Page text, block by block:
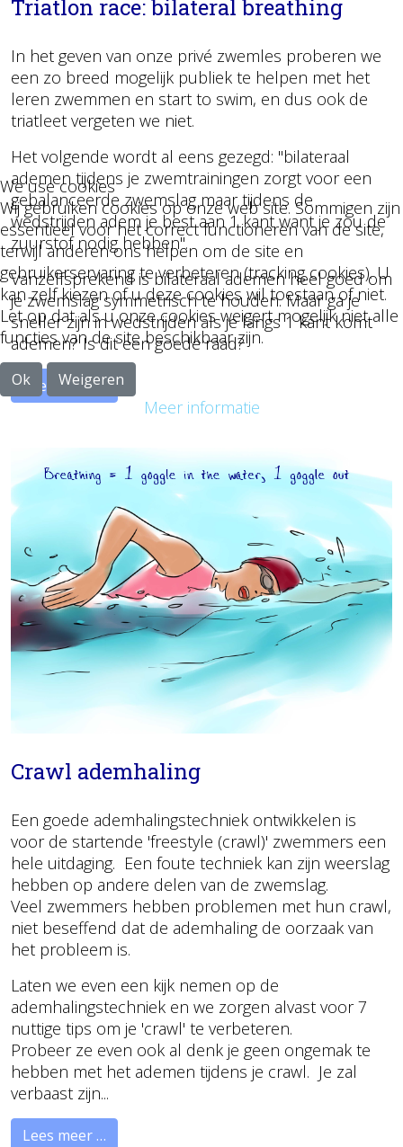
Triatlon race: bilateral breathing
In het geven van onze privé zwemles proberen we
een zo breed mogelijk publiek te helpen met het
leren zwemmen en start to swim, en dus ook de
triatleet vergeten we niet.
Het volgende wordt al eens gezegd: "bilateraal
ademen tijdens je zwemtrainingen zorgt voor een
gebalanceerde zwemslag maar tijdens de
wedstrijden adem je best aan 1 kant want je zou de
zuurstof nodig hebben".
Vanzelfsprekend is bilateraal ademen heel goed om
je zwemslag symmetrisch te houden. Maar ga je
sneller zijn in wedstrijden als je langs 1 kant komt
ademen? Is dit een goede raad?
Lees meer …
Crawl ademhaling
Een goede ademhalingstechniek ontwikkelen is
voor de startende 'freestyle (crawl)' zwemmers een
hele uitdaging. Een foute techniek kan zijn weerslag
hebben op andere delen van de zwemslag.
Veel zwemmers hebben problemen met hun crawl,
niet beseffend dat de ademhaling de oorzaak van
het probleem is.
Laten we even een kijk nemen op de
ademhalingstechniek en we zorgen alvast voor 7
nuttige tips om je 'crawl' te verbeteren.
Probeer ze even ook al denk je geen ongemak te
hebben met het ademen tijdens je crawl. Je zal
verbaast zijn...
Lees meer …
We use cookies
Wij gebruiken cookies op onze web site. Sommigen zijn
essentieel voor het correct functioneren van de site,
terwijl anderen ons helpen om de site en
gebruikerservaring te verbeteren (tracking cookies). U
kan zelf kiezen of u deze cookies wil toestaan of niet.
Let op dat als u onze cookies weigert mogelijk niet alle
functies van de site beschikbaar zijn.
Ok Weigeren
Meer informatie